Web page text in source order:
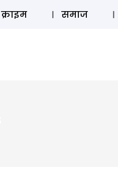
ऑडियो स्टोरी लॉग इन
क्राइम समाज